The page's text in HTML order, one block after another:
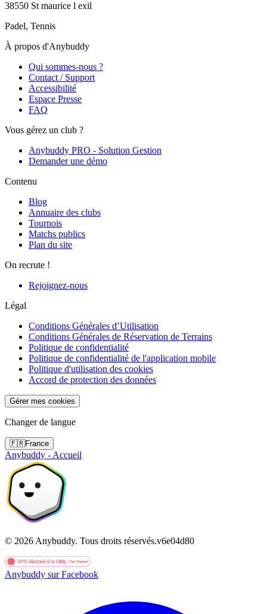
38550 St maurice l exil
Padel, Tennis
À propos d'Anybuddy
Qui sommes-nous ?
Contact / Support
Accessibilité
Espace Presse
FAQ
Vous gérez un club ?
Anybuddy PRO - Solution Gestion
Demander une démo
Contenu
Blog
Annuaire des clubs
Tournois
Matchs publics
Plan du site
On recrute !
Rejoignez-nous
Légal
Conditions Générales d’Utilisation
Conditions Générales de Réservation de Terrains
Politique de confidentialité
Politique de confidentialité de l'application mobile
Politique d'utilisation des cookies
Accord de protection des données
Gérer mes cookies
Changer de langue
🇫🇷France
Anybuddy - Accueil
© 2026 Anybuddy. Tous droits réservés.v6e04d80
Anybuddy sur Facebook